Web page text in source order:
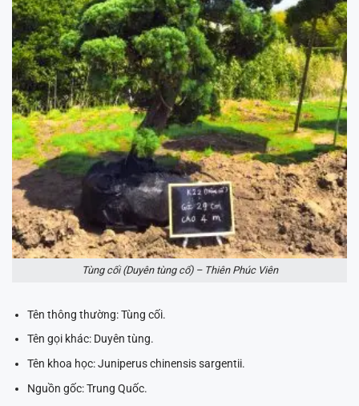
Tùng cối (Duyên tùng cổ) – Thiên Phúc Viên
Tên thông thường: Tùng cối.
Tên gọi khác: Duyên tùng.
Tên khoa học: Juniperus chinensis sargentii.
Nguồn gốc: Trung Quốc.